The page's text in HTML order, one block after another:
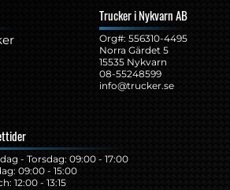
Trucker i Nykvarn AB
Org#: ‍556310-4495
Norra Gärdet 5
15535 Nykvarn
08-55248599
info@trucker.se
- Torsdag: 09:00 - 17:00
09:00 - 15:00
12:00 - 13:15